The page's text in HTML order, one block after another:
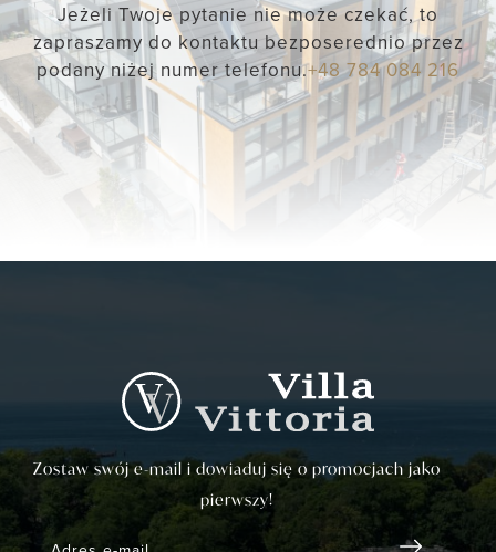
Jeżeli Twoje pytanie nie może czekać, to
zapraszamy do kontaktu bezposerednio przez
podany niżej numer telefonu.+48 784 084 216
Zostaw swój e-mail i dowiaduj się o promocjach jako
pierwszy!